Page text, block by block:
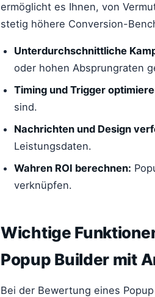
ermöglicht es Ihnen, von
stetig höhere Conversion-
Unterdurchschnittliche
oder hohen Absprungraten
Timing und Trigger
sind.
Nachrichten und Design
Leistungsdaten.
Wahren ROI berechnen:
verknüpfen.
Wichtige
Popup Builder mit
Bei der Bewertung eines